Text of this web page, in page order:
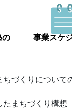
の
事業スケ
づくりについて
まちづくり構